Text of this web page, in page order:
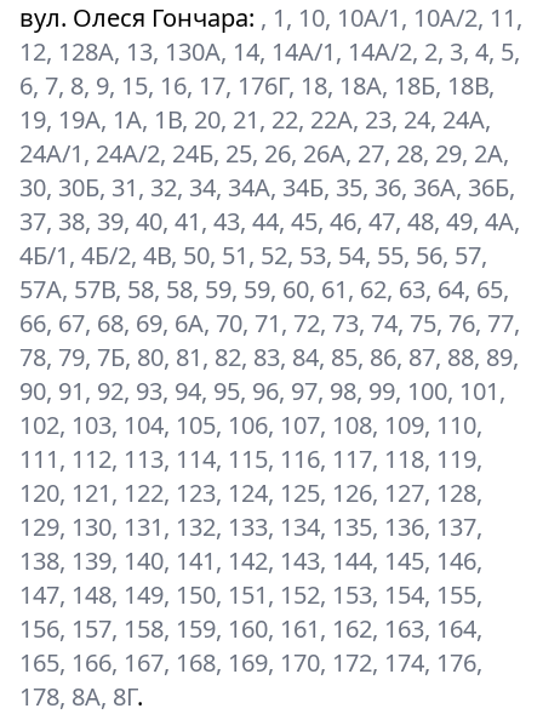
вул. Олеся Гончара: , 1, 10, 10А/1, 10А/2, 11,
12, 128А, 13, 130А, 14, 14А/1, 14А/2, 2, 3, 4, 5,
6, 7, 8, 9, 15, 16, 17, 176Г, 18, 18А, 18Б, 18В,
19, 19А, 1А, 1В, 20, 21, 22, 22А, 23, 24, 24А,
24А/1, 24А/2, 24Б, 25, 26, 26А, 27, 28, 29, 2А,
30, 30Б, 31, 32, 34, 34А, 34Б, 35, 36, 36А, 36Б,
37, 38, 39, 40, 41, 43, 44, 45, 46, 47, 48, 49, 4А,
4Б/1, 4Б/2, 4В, 50, 51, 52, 53, 54, 55, 56, 57,
57А, 57В, 58, 58, 59, 59, 60, 61, 62, 63, 64, 65,
66, 67, 68, 69, 6А, 70, 71, 72, 73, 74, 75, 76, 77,
78, 79, 7Б, 80, 81, 82, 83, 84, 85, 86, 87, 88, 89,
90, 91, 92, 93, 94, 95, 96, 97, 98, 99, 100, 101,
102, 103, 104, 105, 106, 107, 108, 109, 110,
111, 112, 113, 114, 115, 116, 117, 118, 119,
120, 121, 122, 123, 124, 125, 126, 127, 128,
129, 130, 131, 132, 133, 134, 135, 136, 137,
138, 139, 140, 141, 142, 143, 144, 145, 146,
147, 148, 149, 150, 151, 152, 153, 154, 155,
156, 157, 158, 159, 160, 161, 162, 163, 164,
165, 166, 167, 168, 169, 170, 172, 174, 176,
178, 8А, 8Г.